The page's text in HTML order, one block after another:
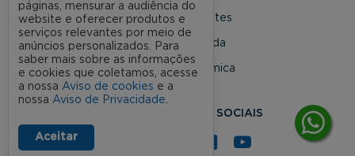
Dúvidas Frequentes
Rede Conveniada
Ouvidoria Acadêmica
SIGA NOSSAS REDES SOCIAIS
páginas, mensurar a audiência do
website e oferecer produtos e
serviços relevantes por meio de
anúncios personalizados. Para
saber mais sobre as informações
e cookies que coletamos, acesse
a nossa Aviso de cookies e a
nossa Aviso de Privacidade.
Aceitar